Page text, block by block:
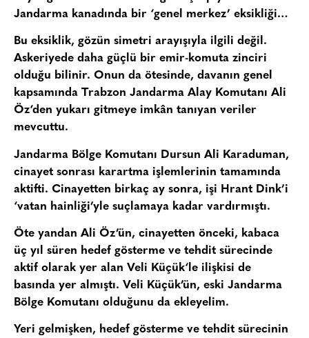
Jandarma kanadında bir ‘genel merkez’ eksikliği…
Bu eksiklik, gözün simetri arayışıyla ilgili değil.
Askeriyede daha güçlü bir emir-komuta zinciri
olduğu bilinir. Onun da ötesinde, davanın genel
kapsamında Trabzon Jandarma Alay Komutanı Ali
Öz‘den yukarı gitmeye imkân tanıyan veriler
mevcuttu.
Jandarma Bölge Komutanı Dursun Ali Karaduman,
cinayet sonrası karartma işlemlerinin tamamında
aktifti. Cinayetten birkaç ay sonra, işi Hrant Dink’i
‘vatan hainliği’yle suçlamaya kadar vardırmıştı.
Öte yandan Ali Öz’ün, cinayetten önceki, kabaca
üç yıl süren hedef gösterme ve tehdit sürecinde
aktif olarak yer alan Veli Küçük‘le ilişkisi de
basında yer almıştı. Veli Küçük’ün, eski Jandarma
Bölge Komutanı olduğunu da ekleyelim.
Yeri gelmişken, hedef gösterme ve tehdit sürecinin